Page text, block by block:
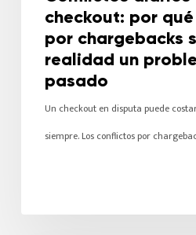
checkout: por
por chargebacks
realidad un
pasado
Un checkout en disputa puede
siempre. Los conflictos por